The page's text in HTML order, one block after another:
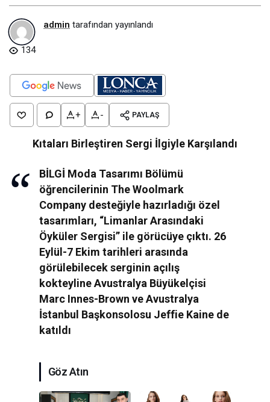
admin tarafından yayınlandı
134
+ - PAYLAŞ
Kıtaları Birleştiren Sergi İlgiyle Karşılandı
BİLGİ Moda Tasarımı Bölümü
öğrencilerinin The Woolmark
Company desteğiyle hazırladığı özel
tasarımları, “Limanlar Arasındaki
Öyküler Sergisi” ile görücüye çıktı. 26
Eylül-7 Ekim tarihleri arasında
görülebilecek serginin açılış
kokteyline Avustralya Büyükelçisi
Marc Innes-Brown ve Avustralya
İstanbul Başkonsolosu Jeffie Kaine de
katıldı
Göz Atın